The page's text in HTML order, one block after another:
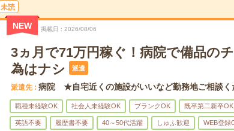
未読
NEW 掲載日 2026/08/06
3ヵ月で71万円稼ぐ！病院で備品の
為はナシ
派遣
派遣先 病院 ★自宅近くの施設がいいなど勤務地ご相談く
職種未経験OK 社会人未経験OK ブランクOK 既卒第二新卒OK
英語不要 履歴書不要 40～50代活躍 しゅふ歓迎 WEB登録